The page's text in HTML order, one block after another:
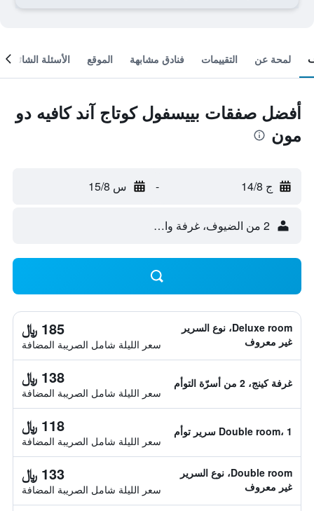
لمحة عن التقييمات فنادق مشابهة الموقع الأسئلة الشائعة
أفضل صفقات بييسفول كوتاج آند كافيه دو
مون
ج 14/8 - س 15/8
2 من الضيوف، غرفة واحدة
Deluxe room، نوع السرير
غير معروف
185 ﷼
سعر الليلة شامل الصريبة المضافة
غرفة كينج، 2 من أسرّة التوأم 138 ﷼
سعر الليلة شامل الصريبة المضافة
Double room، 1 سرير توأم 118 ﷼
سعر الليلة شامل الصريبة المضافة
Double room، نوع السرير
غير معروف
133 ﷼
سعر الليلة شامل الصريبة المضافة